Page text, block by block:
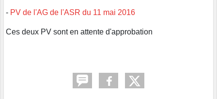
- PV de l'AG de l'ASR du 11 mai 2016
Ces deux PV sont en attente d'approbation